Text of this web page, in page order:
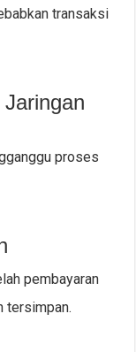
transaksi
proses
pembayaran
tersimpan.